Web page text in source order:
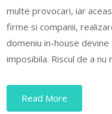
multe provocari, iar
firme si companii,
domeniu in-house
imposibila. Riscul de a
Read More